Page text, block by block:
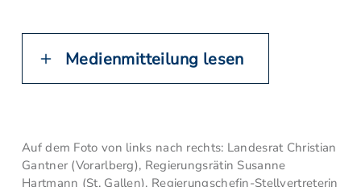
Medienmitteilung lesen
Auf dem Foto von links nach rechts: Landesrat Christian
Gantner (Vorarlberg), Regierungsrätin Susanne
Hartmann (St. Gallen), Regierungschefin-Stellvertreterin